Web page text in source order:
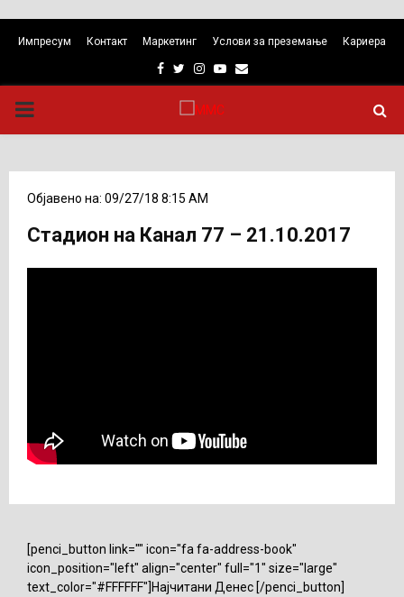
Импресум Контакт Маркетинг Услови за преземање Кариера
Facebook
TwitterInstagram
Youtube
Email
PRIMARY
Објавено на: 09/27/18 8:15 AM
Стадион на Канал 77 – 21.10.2017
[penci_button link="" icon="fa fa-address-book"
icon_position="left" align="center" full="1" size="large"
text_color="#FFFFFF"]Најчитани Денес [/penci_button]